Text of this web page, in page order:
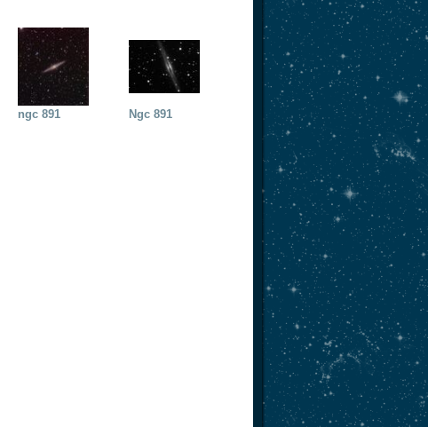
ngc 891 Ngc 891